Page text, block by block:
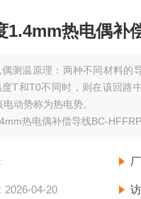
1.4mm热电偶补
测温原理：两种不同材料的
T和T0不同时，则在该回路
动势称为热电势。
热电偶补偿导线BC-HFFRP
2026-04-20